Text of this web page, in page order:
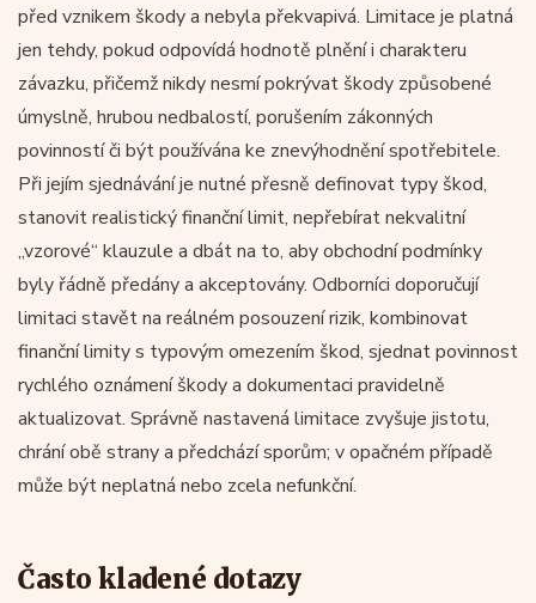
před vznikem škody a nebyla překvapivá. Limitace je platná
jen tehdy, pokud odpovídá hodnotě plnění i charakteru
závazku, přičemž nikdy nesmí pokrývat škody způsobené
úmyslně, hrubou nedbalostí, porušením zákonných
povinností či být používána ke znevýhodnění spotřebitele.
Při jejím sjednávání je nutné přesně definovat typy škod,
stanovit realistický finanční limit, nepřebírat nekvalitní
„vzorové“ klauzule a dbát na to, aby obchodní podmínky
byly řádně předány a akceptovány. Odborníci doporučují
limitaci stavět na reálném posouzení rizik, kombinovat
finanční limity s typovým omezením škod, sjednat povinnost
rychlého oznámení škody a dokumentaci pravidelně
aktualizovat. Správně nastavená limitace zvyšuje jistotu,
chrání obě strany a předchází sporům; v opačném případě
může být neplatná nebo zcela nefunkční.
Často kladené dotazy